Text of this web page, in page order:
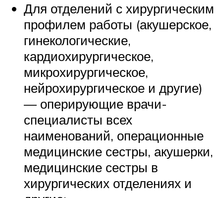
Для отделений с хирургическим
профилем работы (акушерское,
гинекологические,
кардиохирургическое,
микрохирургическое,
нейрохирургическое и другие)
— оперирующие врачи-
специалисты всех
наименований, операционные
медицинские сестры, акушерки,
медицинские сестры в
хирургических отделениях и